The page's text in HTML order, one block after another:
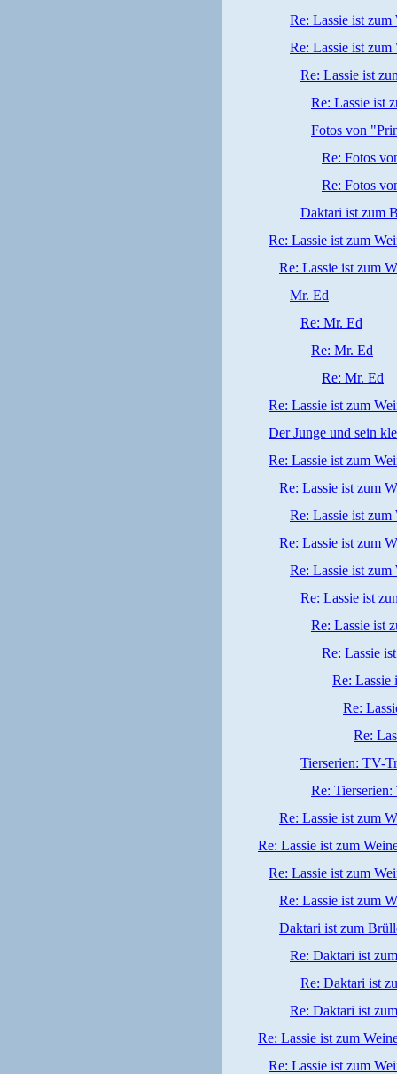
Re: Lassie ist zum
Re: Lassie ist zum
Re: Lassie ist
Re: Lassie ist
Fotos von
Re: Fotos
Re: Fotos
Daktari ist zum
Re: Lassie ist zum
Re: Lassie ist zum
Mr. Ed
Re: Mr. Ed
Re: Mr. Ed
Re: Mr. Ed
Re: Lassie ist zum
Der Junge und sein
Re: Lassie ist zum
Re: Lassie ist zum
Re: Lassie ist zum
Re: Lassie ist zum
Re: Lassie ist zum
Re: Lassie ist
Re: Lassie ist
Re: Lassie
Re: Lassie
Re:
Re:
Tierserien: TV-
Re:
Re: Lassie ist zum
Re: Lassie ist zum
Re: Lassie ist zum
Re: Lassie ist zum
Daktari ist zum
Re: Daktari ist
Re: Daktari ist
Re: Daktari ist
Re: Lassie ist zum
Re: Lassie ist zum